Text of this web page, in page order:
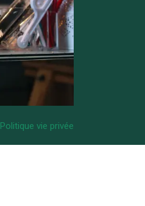
Politique vie privée